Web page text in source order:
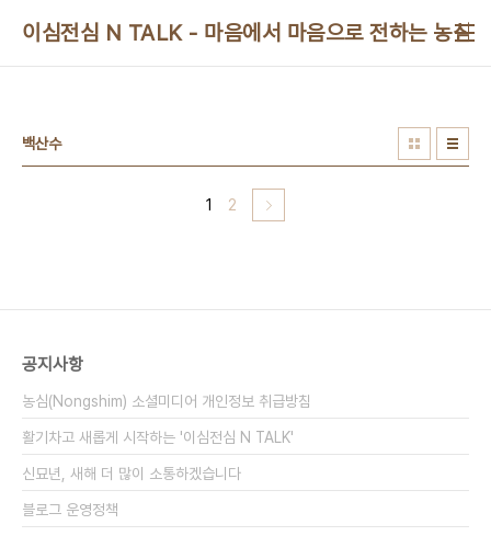
이심전심 N TALK - 마음에서 마음으로 전하는 농심
백산수
1 2
공지사항
농심(Nongshim) 소셜미디어 개인정보 취급방침
활기차고 새롭게 시작하는 '이심전심 N TALK'
신묘년, 새해 더 많이 소통하겠습니다
블로그 운영정책